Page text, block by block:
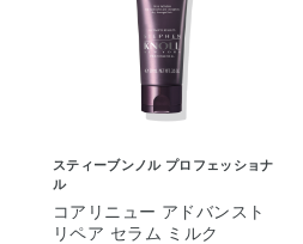
スティーブンノル プロフェッショナ
ル
コアリニュー アドバンスト
リペア セラム ミルク